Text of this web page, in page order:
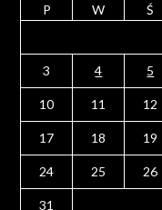
P W Ś
3 4 5
10 11 12
17 18 19
24 25 26
31